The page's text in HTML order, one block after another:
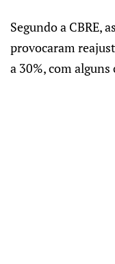
Segundo a CBRE,
provocaram
a 30%, com alguns